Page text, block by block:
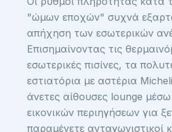
"ώμων εποχών" συχνά
απήχηση των εσωτερικών
Επισημαίνοντας τις
εσωτερικές πισίνες, τα
εστιατόρια με αστέρια
άνετες αίθουσες lounge
εικονικών περιηγήσεων για
παραμένετε ανταγωνιστικοί